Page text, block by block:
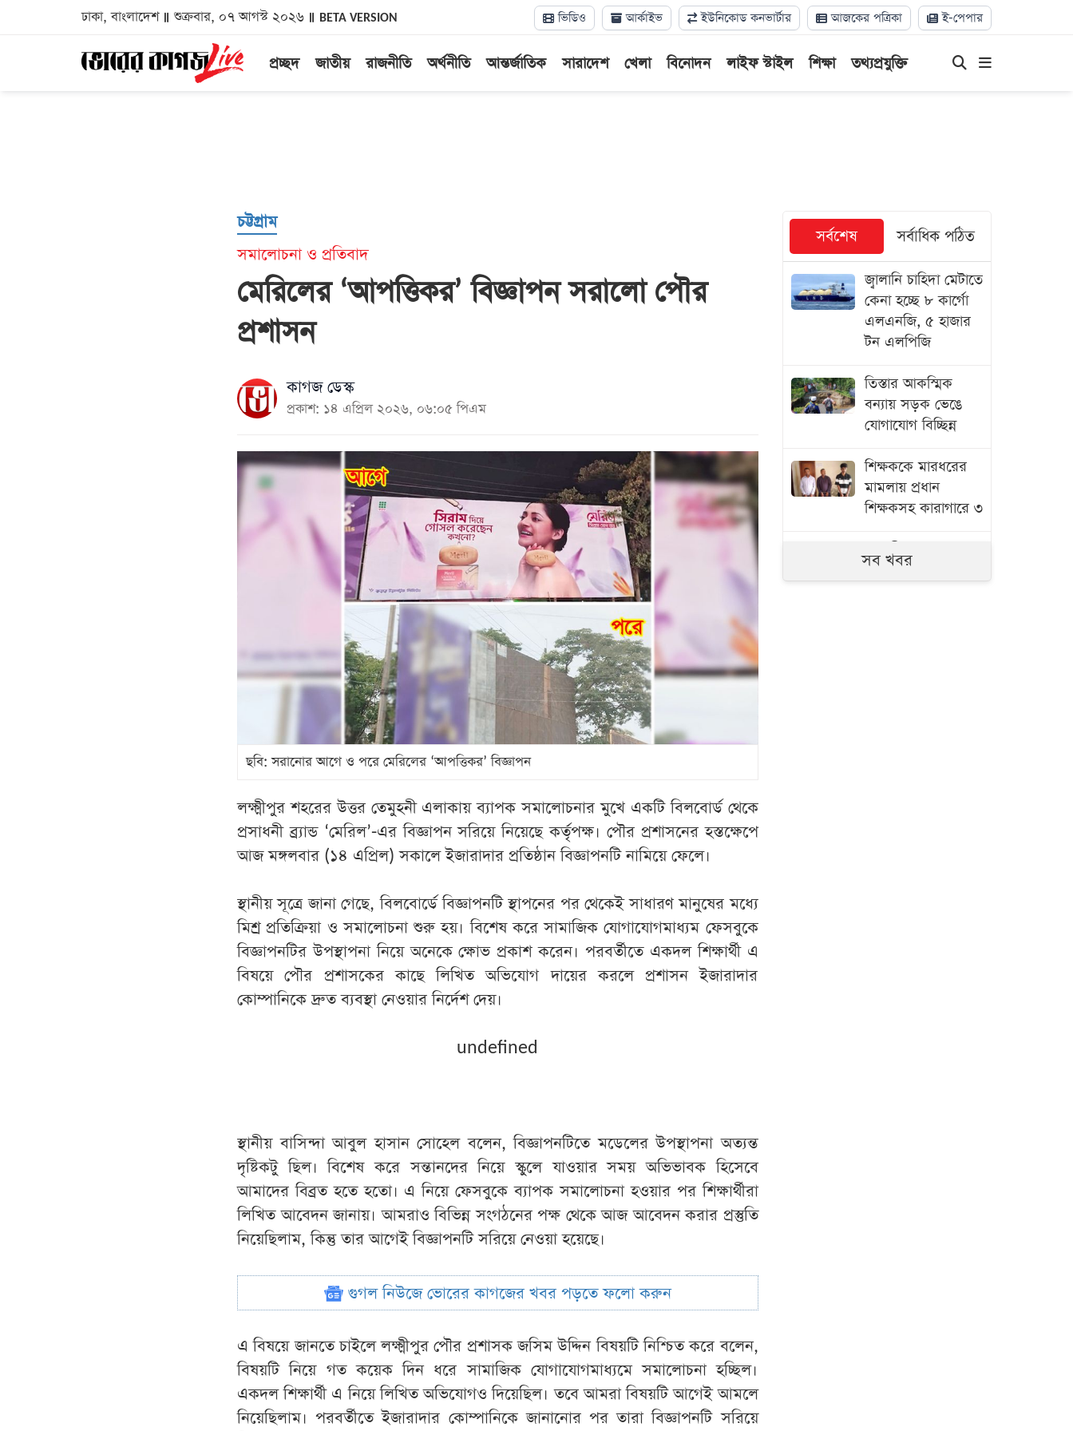
ঢাকা, বাংলাদেশ শুক্রবার, ০৭ আগস্ট ২০২৬ BETA VERSION ভিডিও আর্কাইভ ইউনিকোড কনভার্টার আজকের পত্রিকা ই-পেপার
প্রচ্ছদ জাতীয় রাজনীতি অর্থনীতি আন্তর্জাতিক সারাদেশ খেলা বিনোদন লাইফ স্টাইল শিক্ষা তথ্যপ্রযুক্তি
চট্টগ্রাম
সমালোচনা ও প্রতিবাদ
মেরিলের ‘আপত্তিকর’ বিজ্ঞাপন সরালো পৌর
প্রশাসন
কাগজ ডেস্ক
প্রকাশ: ১৪ এপ্রিল ২০২৬, ০৬:০৫ পিএম
ছবি: সরানোর আগে ও পরে মেরিলের ‘আপত্তিকর’ বিজ্ঞাপন
লক্ষ্মীপুর শহরের উত্তর তেমুহনী এলাকায় ব্যাপক সমালোচনার মুখে একটি বিলবোর্ড থেকে
প্রসাধনী ব্র্যান্ড ‘মেরিল’-এর বিজ্ঞাপন সরিয়ে নিয়েছে কর্তৃপক্ষ। পৌর প্রশাসনের হস্তক্ষেপে
আজ মঙ্গলবার (১৪ এপ্রিল) সকালে ইজারাদার প্রতিষ্ঠান বিজ্ঞাপনটি নামিয়ে ফেলে।
স্থানীয় সূত্রে জানা গেছে, বিলবোর্ডে বিজ্ঞাপনটি স্থাপনের পর থেকেই সাধারণ মানুষের মধ্যে
মিশ্র প্রতিক্রিয়া ও সমালোচনা শুরু হয়। বিশেষ করে সামাজিক যোগাযোগমাধ্যম ফেসবুকে
বিজ্ঞাপনটির উপস্থাপনা নিয়ে অনেকে ক্ষোভ প্রকাশ করেন। পরবর্তীতে একদল শিক্ষার্থী এ
বিষয়ে পৌর প্রশাসকের কাছে লিখিত অভিযোগ দায়ের করলে প্রশাসন ইজারাদার
কোম্পানিকে দ্রুত ব্যবস্থা নেওয়ার নির্দেশ দেয়।
undefined
স্থানীয় বাসিন্দা আবুল হাসান সোহেল বলেন, বিজ্ঞাপনটিতে মডেলের উপস্থাপনা অত্যন্ত
দৃষ্টিকটু ছিল। বিশেষ করে সন্তানদের নিয়ে স্কুলে যাওয়ার সময় অভিভাবক হিসেবে
আমাদের বিব্রত হতে হতো। এ নিয়ে ফেসবুকে ব্যাপক সমালোচনা হওয়ার পর শিক্ষার্থীরা
লিখিত আবেদন জানায়। আমরাও বিভিন্ন সংগঠনের পক্ষ থেকে আজ আবেদন করার প্রস্তুতি
নিয়েছিলাম, কিন্তু তার আগেই বিজ্ঞাপনটি সরিয়ে নেওয়া হয়েছে।
গুগল নিউজে ভোরের কাগজের খবর পড়তে ফলো করুন
এ বিষয়ে জানতে চাইলে লক্ষ্মীপুর পৌর প্রশাসক জসিম উদ্দিন বিষয়টি নিশ্চিত করে বলেন,
বিষয়টি নিয়ে গত কয়েক দিন ধরে সামাজিক যোগাযোগমাধ্যমে সমালোচনা হচ্ছিল।
একদল শিক্ষার্থী এ নিয়ে লিখিত অভিযোগও দিয়েছিল। তবে আমরা বিষয়টি আগেই আমলে
নিয়েছিলাম। পরবর্তীতে ইজারাদার কোম্পানিকে জানানোর পর তারা বিজ্ঞাপনটি সরিয়ে
সর্বশেষ সর্বাধিক পঠিত
জ্বালানি চাহিদা মেটাতে
কেনা হচ্ছে ৮ কার্গো
এলএনজি, ৫ হাজার
টন এলপিজি
তিস্তার আকস্মিক
বন্যায় সড়ক ভেঙে
যোগাযোগ বিচ্ছিন্ন
শিক্ষককে মারধরের
মামলায় প্রধান
শিক্ষকসহ কারাগারে ৩
সাতক্ষীরায় ৬ কোটি
টাকার ‘কুশ’ মাদক
সব খবর